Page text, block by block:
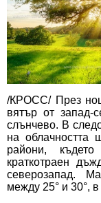
/КРОСС/ През
вятър от запад-
слънчево. В
на облачността
райони,
краткотраен
северозапад.
между 25° и 30°,